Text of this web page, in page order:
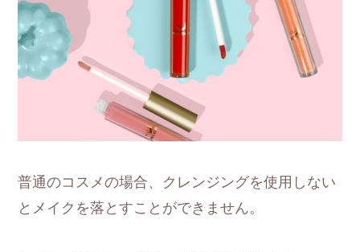
普通のコスメの場合、クレンジングを使用しない
とメイクを落とすことができません。